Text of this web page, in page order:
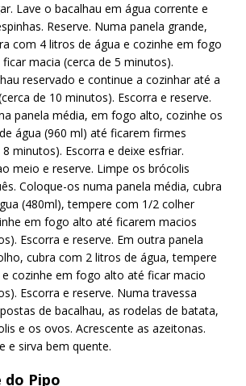
Lave o bacalhau em água corrente e
Reserve. Numa panela grande,
com 4 litros de água e cozinhe em fogo
macia (cerca de 5 minutos).
reservado e continue a cozinhar até a
de 10 minutos). Escorra e reserve.
panela média, em fogo alto, cozinhe os
água (960 ml) até ficarem firmes
minutos). Escorra e deixe esfriar.
meio e reserve. Limpe os brócolis
Coloque-os numa panela média, cubra
(480ml), tempere com 1/2 colher
em fogo alto até ficarem macios
Escorra e reserve. Em outra panela
cubra com 2 litros de água, tempere
cozinhe em fogo alto até ficar macio
Escorra e reserve. Numa travessa
de bacalhau, as rodelas de batata,
e os ovos. Acrescente as azeitonas.
e sirva bem quente.
do Pipo